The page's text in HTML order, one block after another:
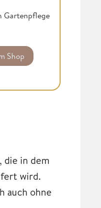
Gartenpflege
Shop
die in dem
wird.
auch ohne